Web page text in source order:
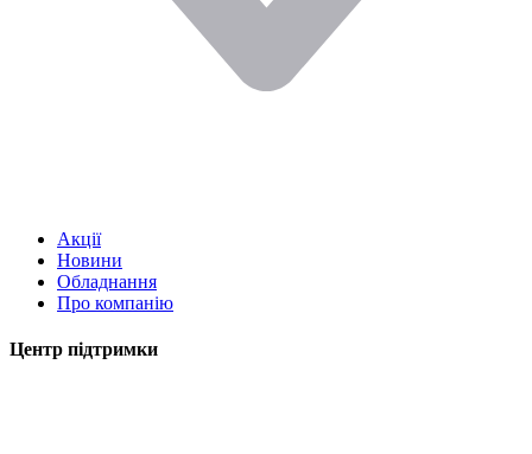
Акції
Новини
Обладнання
Про компанію
Центр підтримки